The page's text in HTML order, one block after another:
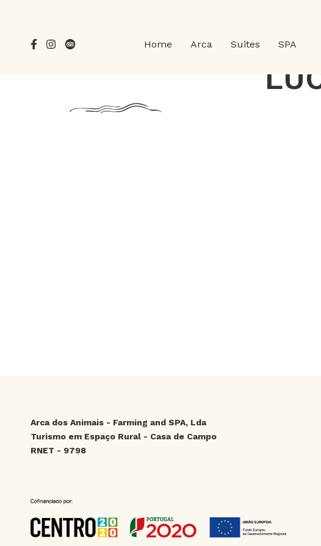
Home Arca Suites SPA
Arca dos Animais - Farming and SPA, Lda
Turismo em Espaço Rural - Casa de Campo
RNET - 9798